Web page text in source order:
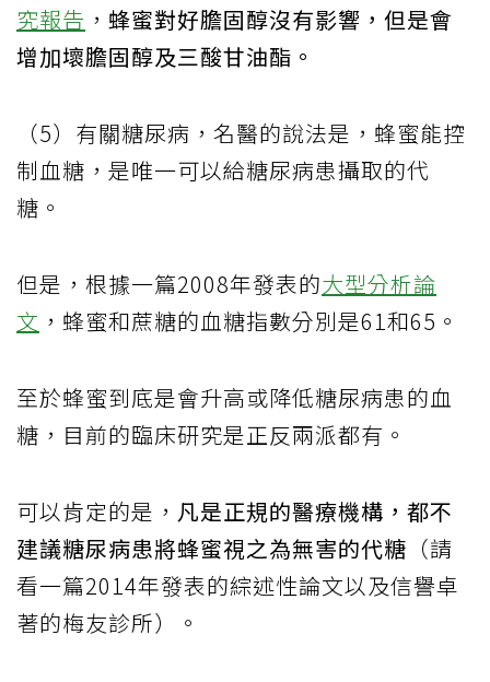
究報告 ， 蜂蜜對好膽固醇沒有影響，但是會
增加壞膽固醇及三酸甘油酯。
（5）有關糖尿病，名醫的說法是，蜂蜜能控
制血糖，是唯一可以給糖尿病患攝取的代
糖。
但是，根據一篇2008年發表的大型分析論
文 ，蜂蜜和蔗糖的血糖指數分別是61和65。
至於蜂蜜到底是會升高或降低糖尿病患的血
糖，目前的臨床研究是正反兩派都有。
可以肯定的是， 凡是正規的醫療機構，都不
建議糖尿病患將蜂蜜視之為無害的代糖 （請
看一篇2014年發表的綜述性論文以及信譽卓
著的梅友診所）。